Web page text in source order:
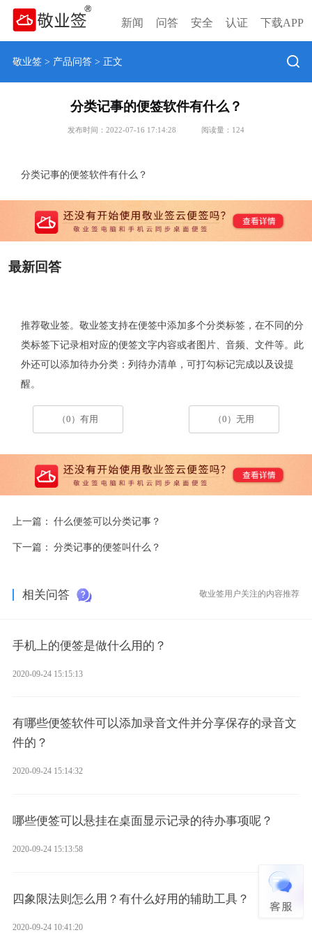
新闻 问答 安全 认证 下载APP
敬业签> 产品问答> 正文
分类记事的便签软件有什么？
发布时间：2022-07-16 17:14:28 阅读量： 124
分类记事的便签软件有什么？
最新回答
推荐敬业签。 敬业签支持在便签中添加多个分类标签，在不同的分
类标签下记录相对应的便签文字内容或者图片、音频、文件等。 此
外还可以添加待办分类：列待办清单，可打勾标记完成以及设提
醒。
（0）有用 （0）无用
上一篇： 什么便签可以分类记事？
下一篇： 分类记事的便签叫什么？
相关问答 敬业签用户关注的内容推荐
手机上的便签是做什么用的？
2020-09-24 15:15:13
有哪些便签软件可以添加录音文件并分享保存的录音文
件的？
2020-09-24 15:14:32
哪些便签可以悬挂在桌面显示记录的待办事项呢？
2020-09-24 15:13:58
四象限法则怎么用？有什么好用的辅助工具？
2020-09-24 10:41:20